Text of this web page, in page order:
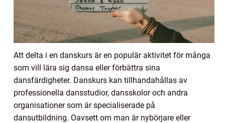
Att delta i en danskurs är en populär aktivitet för många
som vill lära sig dansa eller förbättra sina
dansfärdigheter. Danskurs kan tillhandahållas av
professionella dansstudior, dansskolor och andra
organisationer som är specialiserade på
dansutbildning. Oavsett om man är nybörjare eller